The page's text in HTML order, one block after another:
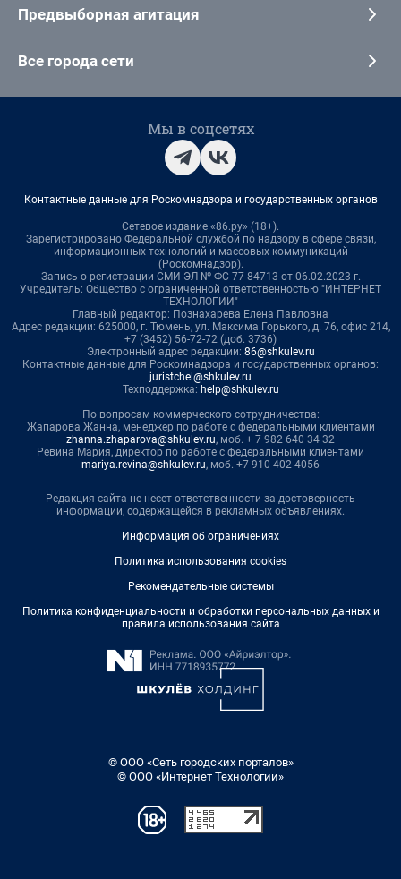
Предвыборная агитация
Все города сети
Мы в соцсетях
Контактные данные для Роскомнадзора и государственных органов
Сетевое издание «86.ру» (18+).
Зарегистрировано Федеральной службой по надзору в сфере связи,
информационных технологий и массовых коммуникаций
(Роскомнадзор).
Запись о регистрации СМИ ЭЛ № ФС 77-84713 от 06.02.2023 г.
Учредитель: Общество с ограниченной ответственностью "ИНТЕРНЕТ
ТЕХНОЛОГИИ"
Главный редактор: Познахарева Елена Павловна
Адрес редакции: 625000, г. Тюмень, ул. Максима Горького, д. 76, офис 214,
+7 (3452) 56-72-72 (доб. 3736)
Электронный адрес редакции: 86@shkulev.ru
Контактные данные для Роскомнадзора и государственных органов:
juristchel@shkulev.ru
Техподдержка: help@shkulev.ru
По вопросам коммерческого сотрудничества:
Жапарова Жанна, менеджер по работе с федеральными клиентами
zhanna.zhaparova@shkulev.ru, моб. + 7 982 640 34 32
Ревина Мария, директор по работе с федеральными клиентами
mariya.revina@shkulev.ru, моб. +7 910 402 4056
Редакция сайта не несет ответственности за достоверность
информации, содержащейся в рекламных объявлениях.
Информация об ограничениях
Политика использования cookies
Рекомендательные системы
Политика конфиденциальности и обработки персональных данных и
правила использования сайта
© ООО «Сеть городских порталов»
© ООО «Интернет Технологии»